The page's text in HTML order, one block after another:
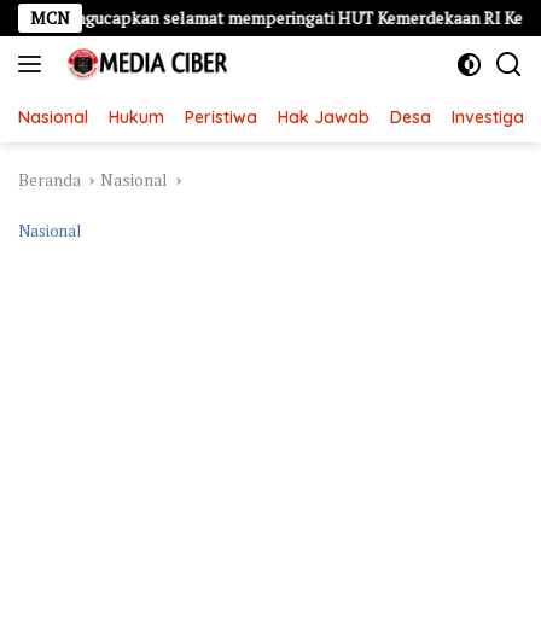
Langsung
ke
konten
MCNselamat memperingati HUT Kemerdekaan RI Ke – 81
Nasional Hukum Peristiwa Hak Jawab Desa Investigasi
Beranda Nasional
Nasional